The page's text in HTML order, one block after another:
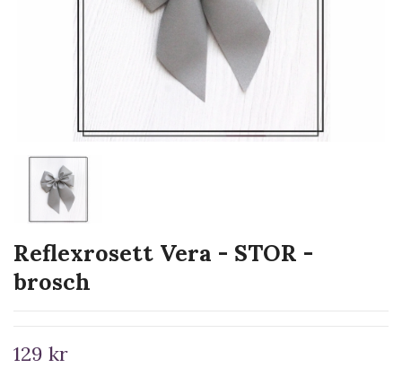
Reflexrosett Vera - STOR -
brosch
129 kr